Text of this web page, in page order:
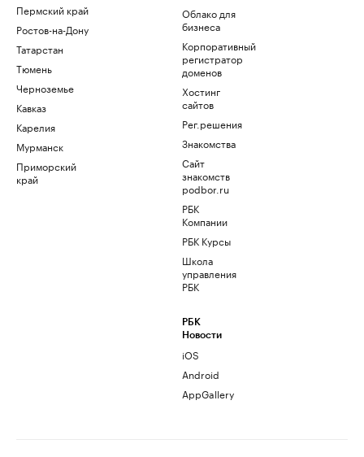
Пермский край
Ростов-на-Дону
Татарстан
Тюмень
Черноземье
Кавказ
Карелия
Мурманск
Приморский
край
Облако для
бизнеса
Корпоративный
регистратор
доменов
Хостинг
сайтов
Рег.решения
Знакомства
Сайт
знакомств
podbor.ru
РБК
Компании
РБК Курсы
Школа
управления
РБК
РБК
Новости
iOS
Android
AppGallery